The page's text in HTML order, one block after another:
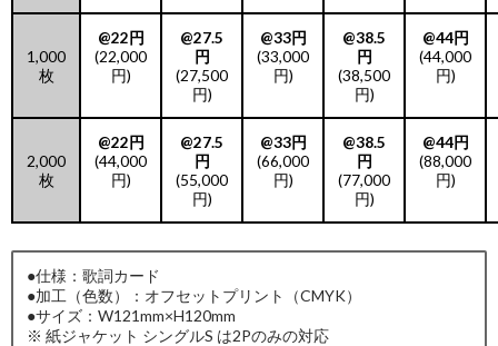
1,000
枚
@22円
(22,000
円)
@27.5
円
(27,500
円)
@33円
(33,000
円)
@38.5
円
(38,500
円)
@44円
(44,000
円)
2,000
枚
@22円
(44,000
円)
@27.5
円
(55,000
円)
@33円
(66,000
円)
@38.5
円
(77,000
円)
@44円
(88,000
円)
●仕様：歌詞カード
●加工（色数）：オフセットプリント（CMYK）
●サイズ：W121mm×H120mm
※ 紙ジャケット シングルS は2Pのみの対応